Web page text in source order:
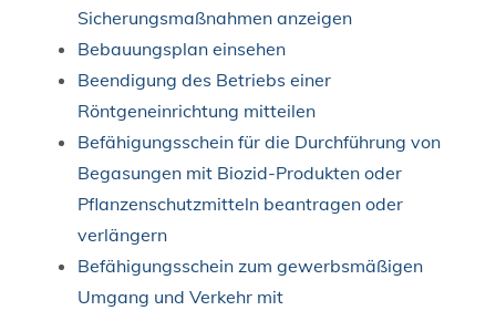
Sicherungsmaßnahmen anzeigen
Bebauungsplan einsehen
Beendigung des Betriebs einer
Röntgeneinrichtung mitteilen
Befähigungsschein für die Durchführung von
Begasungen mit Biozid-Produkten oder
Pflanzenschutzmitteln beantragen oder
verlängern
Befähigungsschein zum gewerbsmäßigen
Umgang und Verkehr mit